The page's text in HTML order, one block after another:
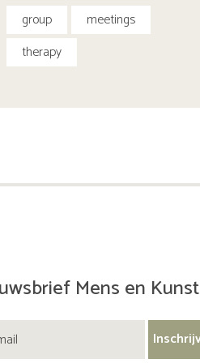
group
meetings
therapy
Mens en Kunst